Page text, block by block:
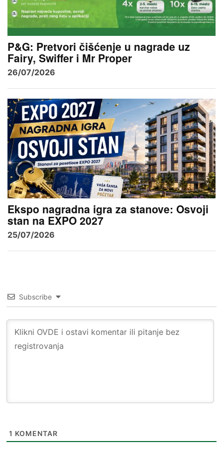
P&G: Pretvori čišćenje u nagrade uz
Fairy, Swiffer i Mr Proper
26/07/2026
Ekspo nagradna igra za stanove: Osvoji
stan na EXPO 2027
25/07/2026
Subscribe
1 KOMENTAR